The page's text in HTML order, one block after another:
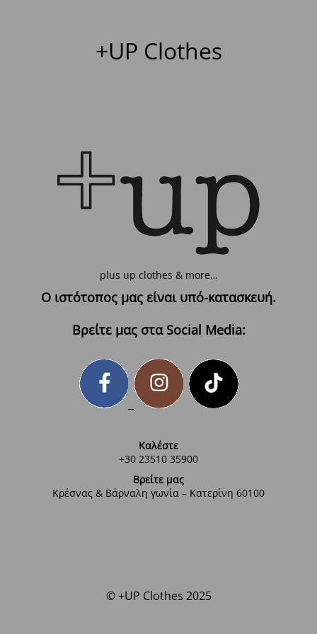
+UP Clothes
plus up clothes & more…
Ο ιστότοπος μας είναι υπό-κατασκευή.
Βρείτε μας στα Social Media:
Καλέστε
+30 23510 35900
Βρείτε μας
Κρέσνας & Βάρναλη γωνία – Κατερίνη 60100
© +UP Clothes 2025